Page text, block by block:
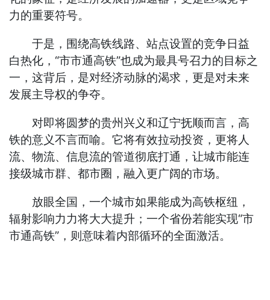
力的重要符号。
于是，围绕高铁线路、站点设置的竞争日益
白热化，“市市通高铁”也成为最具号召力的目标之
一，这背后，是对经济动脉的渴求，更是对未来
发展主导权的争夺。
对即将圆梦的贵州兴义和辽宁抚顺而言，高
铁的意义不言而喻。它将有效拉动投资，更将人
流、物流、信息流的管道彻底打通，让城市能连
接级城市群、都市圈，融入更广阔的市场。
放眼全国，一个城市如果能成为高铁枢纽，
辐射影响力力将大大提升；一个省份若能实现“市
市通高铁”，则意味着内部循环的全面激活。